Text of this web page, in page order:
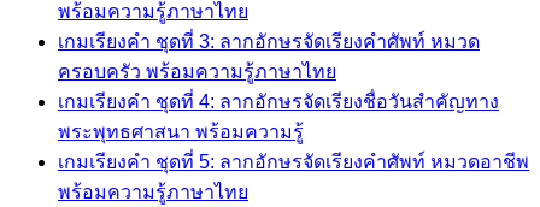
พร้อมความรู้ภาษาไทย
เกมเรียงคำ ชุดที่ 3: ลากอักษรจัดเรียงคำศัพท์ หมวด
ครอบครัว พร้อมความรู้ภาษาไทย
เกมเรียงคำ ชุดที่ 4: ลากอักษรจัดเรียงชื่อวันสำคัญทาง
พระพุทธศาสนา พร้อมความรู้
เกมเรียงคำ ชุดที่ 5: ลากอักษรจัดเรียงคำศัพท์ หมวดอาชีพ
พร้อมความรู้ภาษาไทย